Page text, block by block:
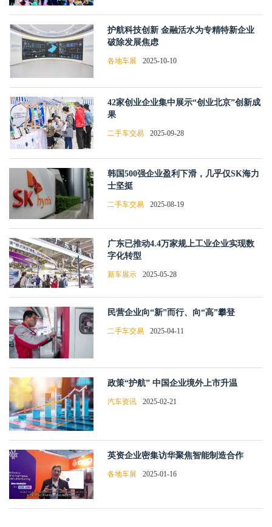
护航科技创新 金融活水为专精特新企业
破除发展焦虑
各地车展 2025-10-10
42家创业企业集中展示“创业北京”创新成
果
二手车交易 2025-09-28
韩国500强企业盈利下滑，几乎仅SK海力
士坚挺
二手车交易 2025-08-19
广东已推动4.4万家规上工业企业实现数
字化转型
新车展示 2025-05-28
民营企业向“新”而行、向“高”攀登
二手车交易 2025-04-11
政策“护航” 中国企业境外上市升温
汽车资讯 2025-02-21
英资企业密集访华聚焦智能制造合作
各地车展 2025-01-16